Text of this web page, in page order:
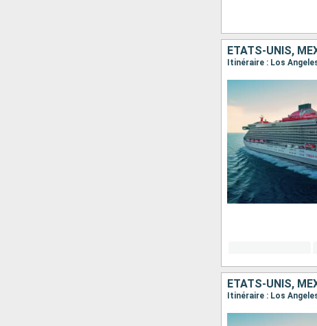
ÉTATS-UNIS,
Itinéraire : Los
ÉTATS-UNIS,
Itinéraire : Los